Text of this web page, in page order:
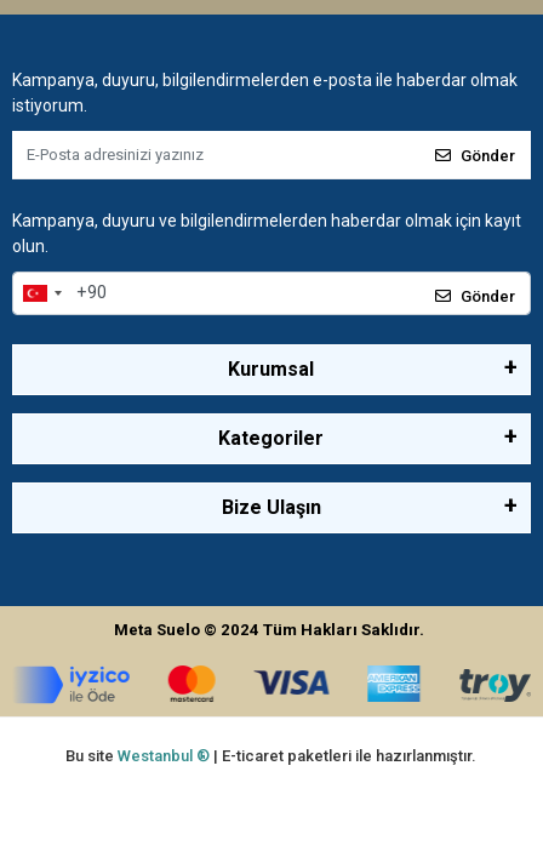
Kampanya, duyuru, bilgilendirmelerden e-posta ile haberdar olmak
istiyorum.
Gönder
Kampanya, duyuru ve bilgilendirmelerden haberdar olmak için kayıt
olun.
Gönder
Kurumsal
Kategoriler
Bize Ulaşın
Meta Suelo © 2024Tüm Hakları Saklıdır.
Bu siteWestanbul ® | E-ticaret paketleri ile hazırlanmıştır.